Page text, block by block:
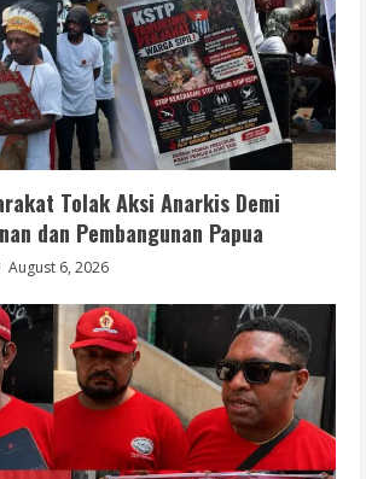
August 6, 2026
Berita
Pemerintah Perkuat Ekosistem Media
Digital Nasional Hadapi Perang
Algoritma AI
August 6, 2026
Opini
Menjawab Perang Algoritma AI dengan
Etika, Verifikasi, dan Media Tepercaya
August 6, 2026
Tolak Aksi Anarkis Demi
dan Pembangunan Papua
August 6, 2026